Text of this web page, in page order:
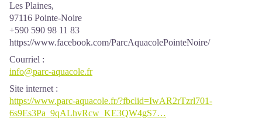
Les Plaines,
97116 Pointe-Noire
+590 590 98 11 83
https://www.facebook.com/ParcAquacolePointeNoire/
Courriel :
info@parc-aquacole.fr
Site internet :
https://www.parc-aquacole.fr/?fbclid=IwAR2rTzrl701-
6s9Es3Pa_9qALhvRcw_KE3QW4gS7…